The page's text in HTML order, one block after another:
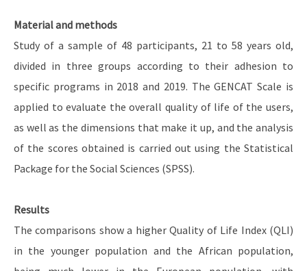
Material and methods
Study of a sample of 48 participants, 21 to 58 years old,
divided in three groups according to their adhesion to
specific programs in 2018 and 2019. The GENCAT Scale is
applied to evaluate the overall quality of life of the users,
as well as the dimensions that make it up, and the analysis
of the scores obtained is carried out using the Statistical
Package for the Social Sciences (SPSS).
Results
The comparisons show a higher Quality of Life Index (QLI)
in the younger population and the African population,